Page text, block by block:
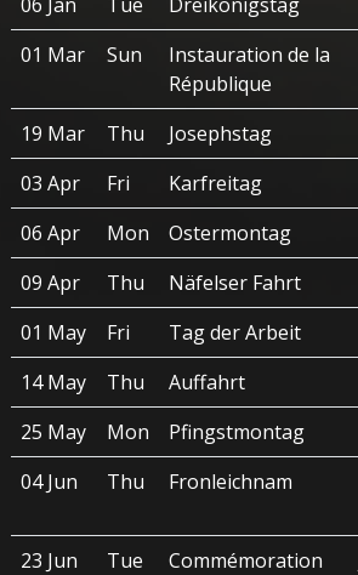
01 Mar
Sun
Instauration de la
République
19 Mar Thu Josephstag
03 Apr
Fri
Karfreitag
06 Apr
Mon
Ostermontag
09 Apr
Thu Näfelser Fahrt
01 May
Fri
Tag der Arbeit
14 May
Thu
Auffahrt
25 May
Mon
Pfingstmontag
04 Jun
Thu Fronleichnam
23 Jun
Tue
Commémoration